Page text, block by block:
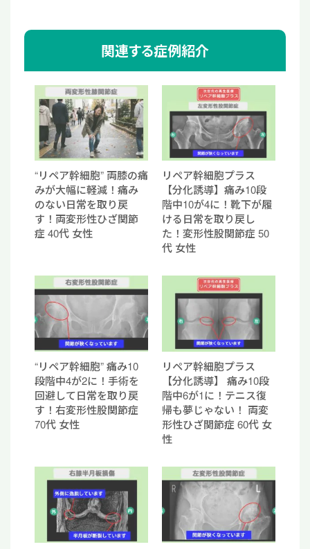
関連する症例紹介
“リペア幹細胞” 両膝の痛
みが大幅に軽減！痛み
のない日常を取り戻
す！両変形性ひざ関節
症 40代 女性
リペア幹細胞プラス
【分化誘導】痛み10段
階中10が4に！靴下が履
ける日常を取り戻し
た！変形性股関節症 50
代 女性
“リペア幹細胞” 痛み10
段階中4が2に！手術を
回避して日常を取り戻
す！右変形性股関節症
70代 女性
リペア幹細胞プラス
【分化誘導】 痛み10段
階中6が1に！テニス復
帰も夢じゃない！ 両変
形性ひざ関節症 60代 女
性